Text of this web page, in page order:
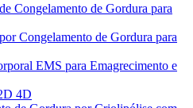
Congelamento de Gordura para
Congelamento de Gordura para
EMS para Emagrecimento e
4D